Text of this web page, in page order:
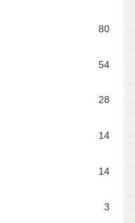
80
54
28
14
14
3